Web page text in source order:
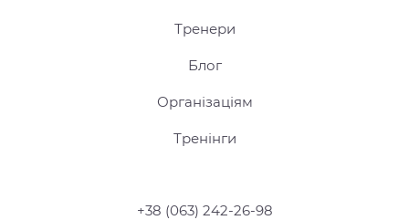
Тренінги
Організаціям
Блог
Тренери
+38 (063) 242-26-98